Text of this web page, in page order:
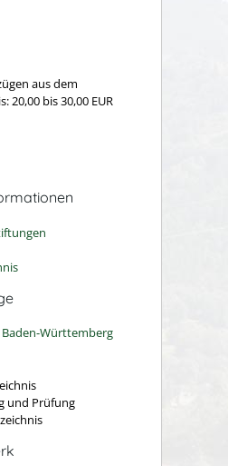
aus dem
20,00 bis 30,00 EUR
Württemberg
und Prüfung